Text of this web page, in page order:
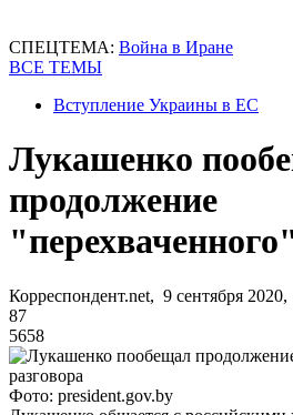
СПЕЦТЕМА: Война в Иране
ВСЕ ТЕМЫ
Вступление Украины в ЕС
Лукашенко
продолжение
Корреспондент.net, 9 сентября 2020,
87
5658
Фото: president.gov.by